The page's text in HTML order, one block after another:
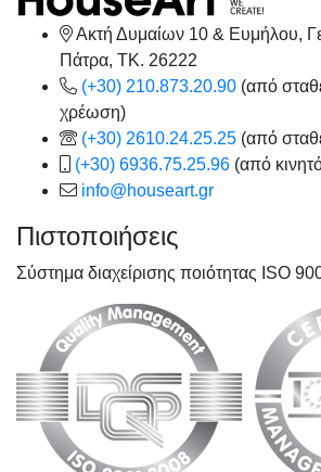
Ακτή Δυμαίων 10 & Ευμήλου,
Πάτρα, TK. 26222
(+30) 210.873.20.90 (από
χρέωση)
(+30) 2610.24.25.25 (από
(+30) 6936.75.25.96 (από
info@houseart.gr
Πιστοποιήσεις
Σύστημα διαχείρισης ποιότητας ISO